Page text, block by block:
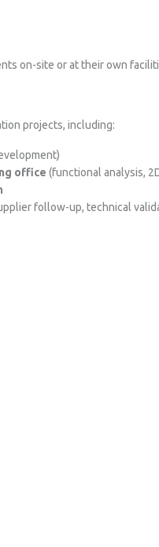
on-site or at their own
projects, including:
office (functional analysis,
follow-up, technical